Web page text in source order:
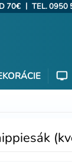
70€ | TEL. 0950